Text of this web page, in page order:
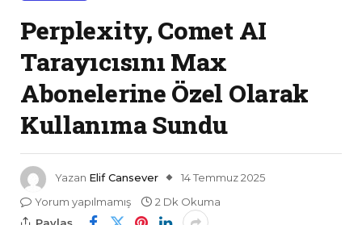
Perplexity, Comet AI
Tarayıcısını Max
Abonelerine Özel Olarak
Kullanıma Sundu
Yazan Elif Cansever
14 Temmuz 2025
Yorum yapılmamış
2 Dk Okuma
Paylaş